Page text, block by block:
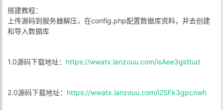
搭建教程：
上传源码到服务器解压，在config.php配置数据库资料，并去创建
和导入数据库
1.0源码下载地址： https://wwatx.lanzouu.com/isAee3gldtud
2.0源码下载地址： https://wwatx.lanzouu.com/i2SFk3gpcnwh